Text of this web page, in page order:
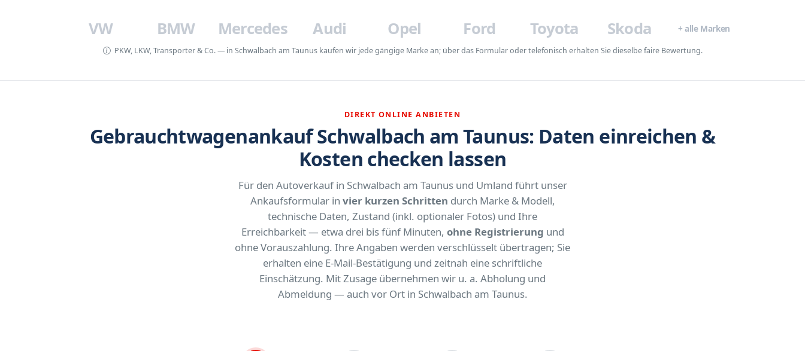
VW BMW Mercedes Audi Opel Ford Toyota Skoda + alle Marken
PKW, LKW, Transporter & Co. — in Schwalbach am Taunus kaufen wir jede gängige Marke an; über das Formular oder telefonisch erhalten Sie dieselbe faire Bewertung.
DIREKT ONLINE ANBIETEN
Gebrauchtwagenankauf Schwalbach am Taunus: Daten einreichen &
Kosten checken lassen
Für den Autoverkauf in Schwalbach am Taunus und Umland führt unser
Ankaufsformular in vier kurzen Schritten durch Marke & Modell,
technische Daten, Zustand (inkl. optionaler Fotos) und Ihre
Erreichbarkeit — etwa drei bis fünf Minuten, ohne Registrierung und
ohne Vorauszahlung. Ihre Angaben werden verschlüsselt übertragen; Sie
erhalten eine E-Mail-Bestätigung und zeitnah eine schriftliche
Einschätzung. Mit Zusage übernehmen wir u. a. Abholung und
Abmeldung — auch vor Ort in Schwalbach am Taunus.